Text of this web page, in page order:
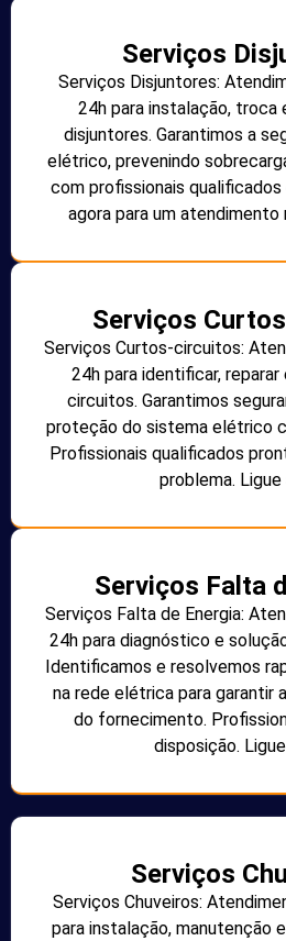
Serviços
Serviços Disjuntores:
24h para instalação, troca
disjuntores. Garantimos a
elétrico, prevenindo
com profissionais
agora para um
Serviços
Serviços Curtos-circuitos:
24h para identificar,
circuitos. Garantimos
proteção do sistema elétrico
Profissionais qualificados
problema. Ligue
Serviços Falta
Serviços Falta de Energia:
24h para diagnóstico e
Identificamos e resolvemos
na rede elétrica para garantir
do fornecimento.
disposição.
Serviços
Serviços Chuveiros:
para instalação, manutenção